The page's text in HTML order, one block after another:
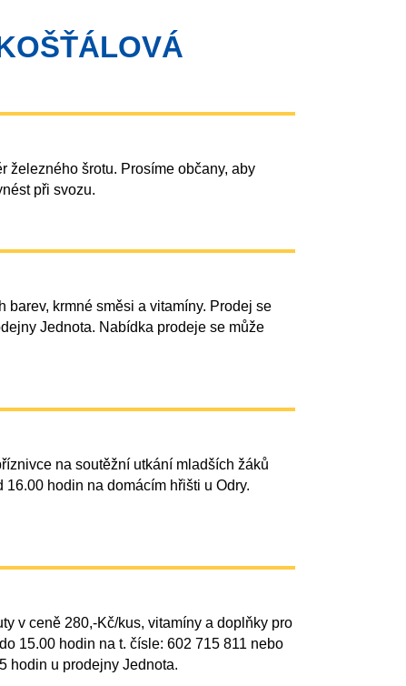
železného šrotu. Prosíme občany, aby
při svozu.
barev, krmné směsi a vitamíny. Prodej se
Jednota. Nabídka prodeje se může
na soutěžní utkání mladších žáků
hodin na domácím hřišti u Odry.
v ceně 280,-Kč/kus, vitamíny a doplňky pro
15.00 hodin na t. čísle: 602 715 811 nebo
hodin u prodejny Jednota.